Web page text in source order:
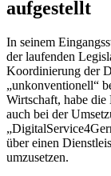
aufgestellt
In seinem
der laufenden
Koordinierung der
„unkonventionell“
Wirtschaft, habe die
auch bei der
„
über einen
umzusetzen.